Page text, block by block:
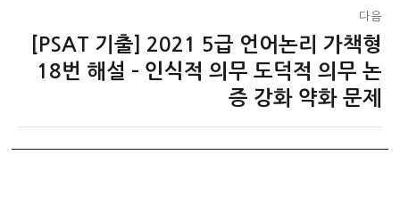
다음
[PSAT 기출] 2021 5급 언어논리 가책형
18번 해설 – 인식적 의무 도덕적 의무 논
증 강화 약화 문제